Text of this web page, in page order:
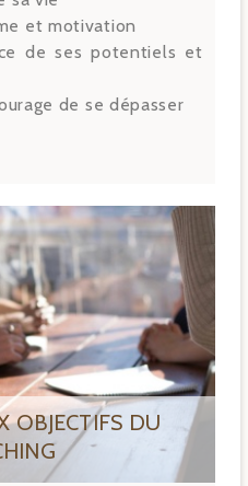
et motivation
de ses potentiels et
de se dépasser
OBJECTIFS DU